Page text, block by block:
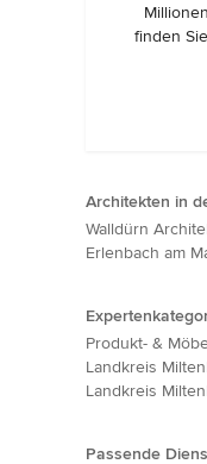
finden
Architekten in
Walldürn
Erlenbach am
Produkt- &
Landkreis
Landkreis
Passende